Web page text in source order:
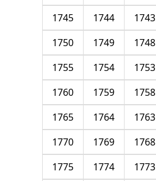
1743
1744
1745
1748
1749
1750
1753
1754
1755
1758
1759
1760
1763
1764
1765
1768
1769
1770
1773
1774
1775